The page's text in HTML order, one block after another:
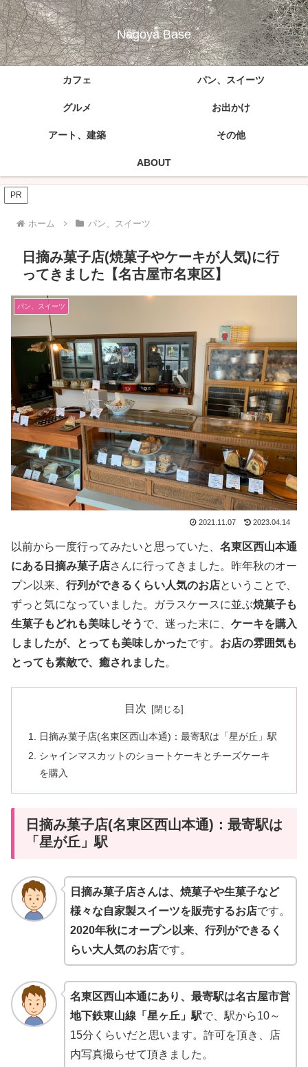
Nagoya Base
カフェ パン、スイーツ
グルメ お出かけ
アート、建築 その他
ABOUT
PR
ホーム パン、スイーツ
日摘み菓子店(焼菓子やケーキが人気)に行
ってきました【名古屋市名東区】
パン、スイーツ
2021.11.07 2023.04.14
以前から一度行ってみたいと思っていた、 名東区西山本通
にある日摘み菓子店さんに行ってきました。昨年秋のオー
プン以来、 行列ができるくらい人気のお店ということで、
ずっと気になっていました。ガラスケースに並ぶ焼菓子も
生菓子もどれも美味しそう で、迷った末に、 ケーキを購入
しましたが、とっても美味しかったです。 お店の雰囲気も
とっても素敵で、癒されました。
目次
日摘み菓子店(名東区西山本通)：最寄駅は「星が丘」駅
シャインマスカットのショートケーキとチーズケーキ
を購入
日摘み菓子店(名東区西山本通)：最寄駅は
「星が丘」駅
日摘み菓子店さんは、焼菓子や生菓子など
様々な自家製スイーツを販売するお店です。
2020年秋にオープン以来、行列ができるく
らい大人気のお店です。
名東区西山本通にあり、最寄駅は名古屋市営
地下鉄東山線「星ヶ丘」駅で、駅から10～
15分くらいだと思います。許可を頂き、店
内写真撮らせて頂きました。